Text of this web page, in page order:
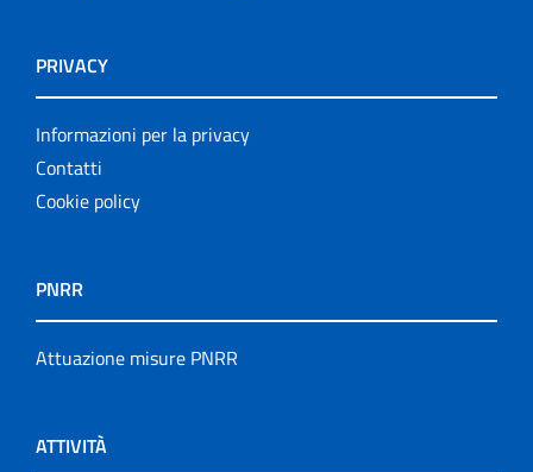
PRIVACY
Informazioni per la privacy
Contatti
Cookie policy
PNRR
Attuazione misure PNRR
ATTIVITÀ